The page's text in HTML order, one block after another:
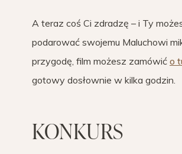
A teraz coś Ci zdradzę – i Ty
podarować swojemu Maluchowi
przygodę, film możesz zamówić o
gotowy dosłownie w kilka godzin.
KONKURS